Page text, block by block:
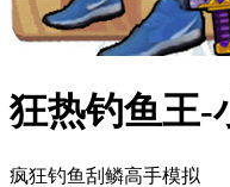
狂热钓鱼王-
疯狂钓鱼刮鳞高手模拟